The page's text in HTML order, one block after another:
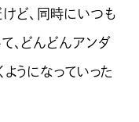
ど、同時にいつも
、どんどんアンダ
うになっていった